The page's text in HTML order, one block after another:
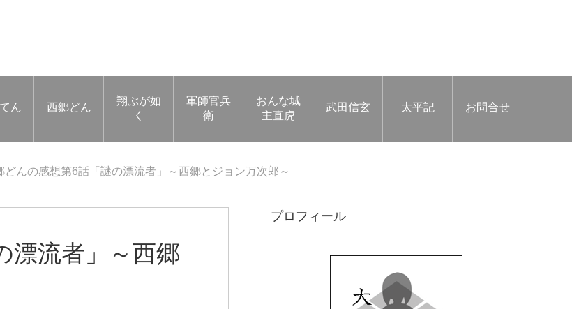
ん 西郷どん
翔ぶが如
く
軍師官兵
衛
おんな城
主直虎
武田信玄 太平記 お問合せ
どんの感想第6話「謎の漂流者」～西郷とジョン万次郎～
漂流者」～西郷
プロフィール